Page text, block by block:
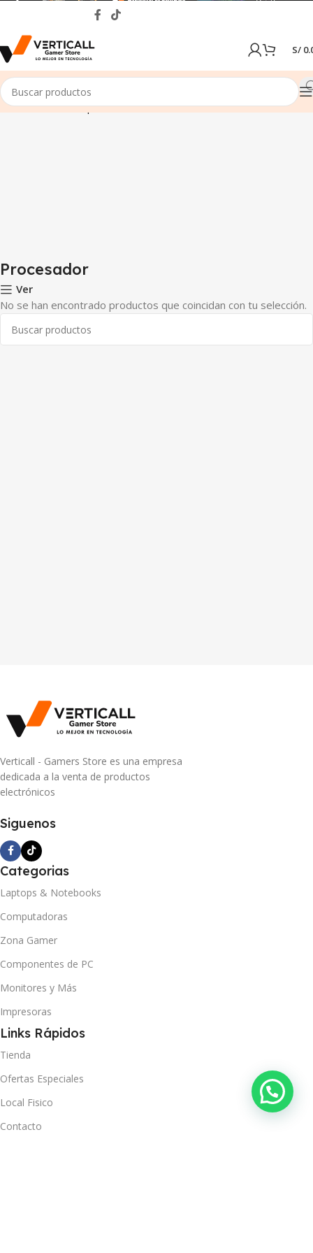
S/
Inicio Tienda Componentes de PC Procesador
Procesador
Ver
No se han encontrado productos que coincidan con tu selección.
Verticall - Gamers Store es una empresa
dedicada a la venta de productos
electrónicos
Siguenos
Categorias
Laptops & Notebooks
Computadoras
Zona Gamer
Componentes de PC
Monitores y Más
Impresoras
Links Rápidos
Tienda
Ofertas Especiales
Local Fisico
Contacto